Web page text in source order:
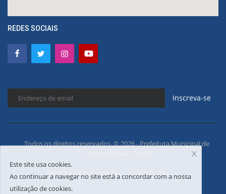
REDES SOCIAIS
Inscreva-se
Todos os direitos reservados. © 2026 - Prefeitura Municipal de
Política de Privacidades Mapa do Site
Este site usa cookies.
Ao continuar a navegar no site está a concordar com a nossa
utilização de cookies.